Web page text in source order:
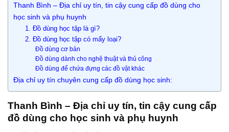
Thanh Bình – Địa chỉ uy tín, tin cậy cung cấp đồ dùng cho
học sinh và phụ huynh
1. Đồ dùng học tập là gì?
2. Đồ dùng học tập có mấy loại?
Đồ dùng cơ bản
Đồ dùng dành cho nghệ thuật và thủ công
Đồ dùng để chứa đựng các đồ vật khác
Địa chỉ uy tín chuyên cung cấp đồ dùng học sinh:
Thanh Bình – Địa chỉ uy tín, tin cậy cung cấp
đồ dùng cho học sinh và phụ huynh